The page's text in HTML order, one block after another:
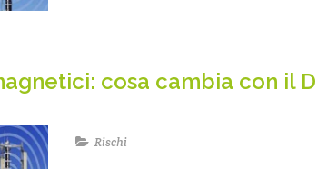
cosa cambia con il
Rischi